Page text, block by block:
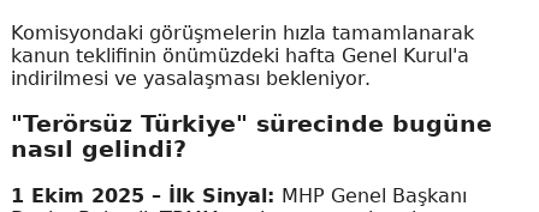
Komisyondaki görüşmelerin hızla tamamlanarak
kanun teklifinin önümüzdeki hafta Genel Kurul'a
indirilmesi ve yasalaşması bekleniyor.
"Terörsüz Türkiye" sürecinde bugüne
nasıl gelindi?
1 Ekim 2025 – İlk Sinyal: MHP Genel Başkanı